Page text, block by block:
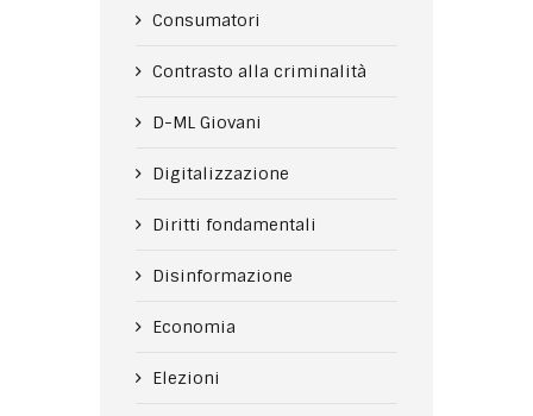
Consumatori
Contrasto alla criminalità
D-ML Giovani
Digitalizzazione
Diritti fondamentali
Disinformazione
Economia
Elezioni